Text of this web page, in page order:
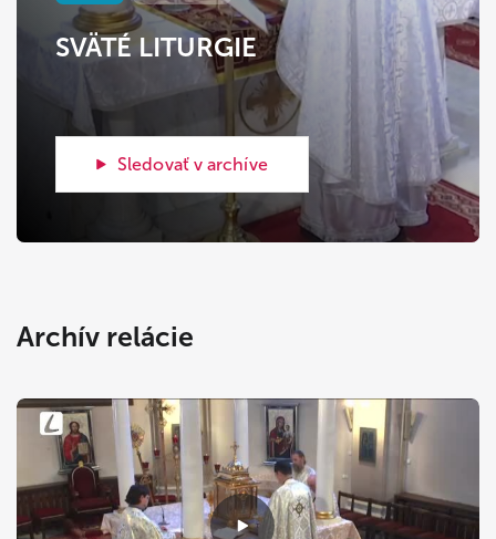
SVÄTÉ LITURGIE
Sledovať v archíve
Archív relácie